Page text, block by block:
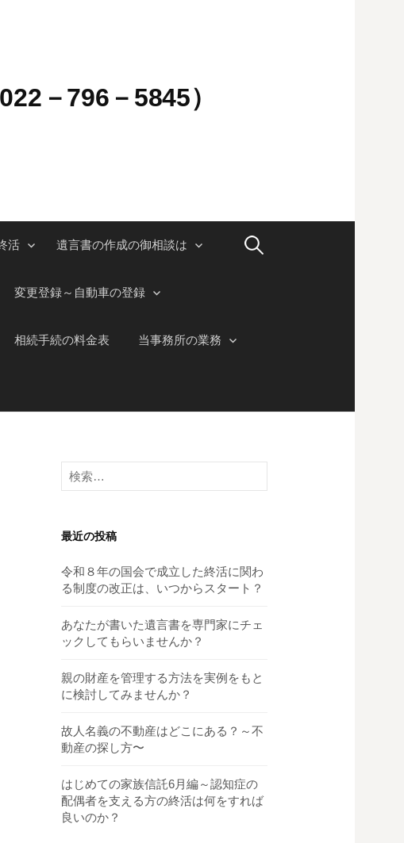
－796－5845）
活 遺言書の作成の御相談は
変更登録～自動車の登録
相続手続の料金表 当事務所の業務
検
検
索:
最近の投稿
令和８年の国会で成立した終活に関わ
る制度の改正は、いつからスタート？
あなたが書いた遺言書を専門家にチェ
ックしてもらいませんか？
親の財産を管理する方法を実例をもと
に検討してみませんか？
故人名義の不動産はどこにある？～不
動産の探し方〜
はじめての家族信託6月編～認知症の
配偶者を支える方の終活は何をすれば
良いのか？